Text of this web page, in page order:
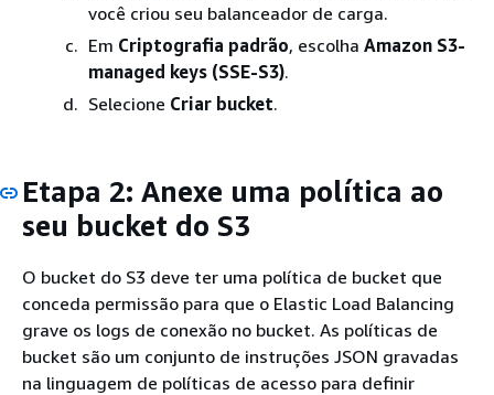
você criou seu balanceador de carga.
Em Criptografia padrão, escolha Amazon S3-
managed keys (SSE-S3).
Selecione Criar bucket.
Etapa 2: Anexe uma política ao
seu bucket do S3
O bucket do S3 deve ter uma política de bucket que
conceda permissão para que o Elastic Load Balancing
grave os logs de conexão no bucket. As políticas de
bucket são um conjunto de instruções JSON gravadas
na linguagem de políticas de acesso para definir